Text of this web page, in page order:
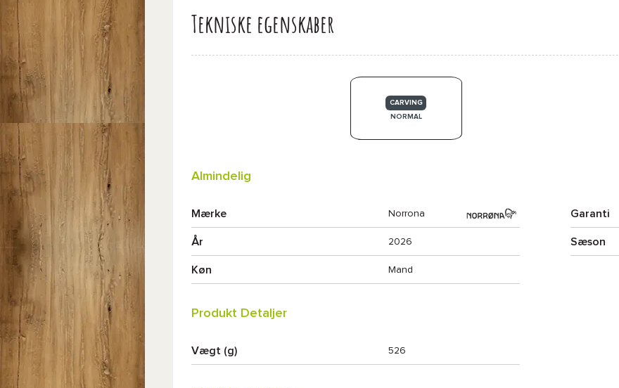
Tekniske egenskaber
CARVING
NORMAL
Almindelig
Mærke Norrona Garanti
År 2026 Sæson
Køn Mand
Produkt Detaljer
Vægt (g) 526